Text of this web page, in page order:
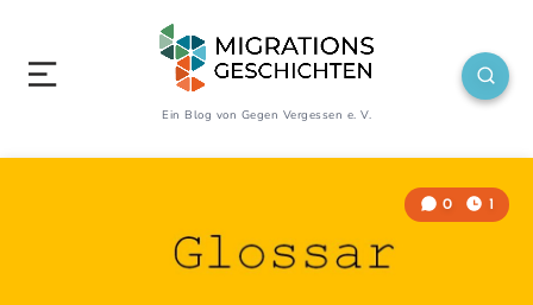
Ein Blog von Gegen Vergessen e. V.
0 1